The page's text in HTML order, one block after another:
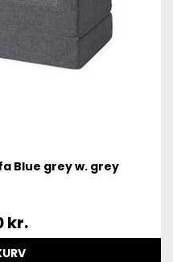
Blue grey w. grey
kr.